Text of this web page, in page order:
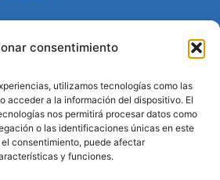
consentimiento
utilizamos tecnologías como las
acceder a la información del dispositivo. El
nos permitirá procesar datos como
o las identificaciones únicas en este
consentimiento, puede afectar
y funciones.
Anticipadas en Córdoba:
y validez legal
decálogo para un
hora de muerte en